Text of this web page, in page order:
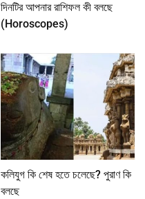
দিনটির আপনার রাশিফল কী বলছে
(Horoscopes)
কলিযুগ কি শেষ হতে চলেছে? পুরাণ কি
বলছে